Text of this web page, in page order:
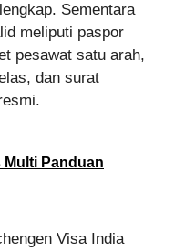
Sementara
meliputi paspor
pesawat satu arah,
dan surat
Panduan
Visa India